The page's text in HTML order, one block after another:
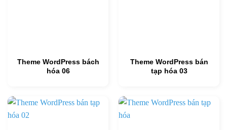
Theme WordPress bách
hóa 06
Theme WordPress bán
tạp hóa 03